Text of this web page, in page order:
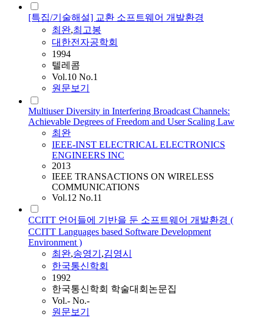
[특집/기술해설] 교환 소프트웨어 개발환경
최완,최고봉
대한전자공학회
1994
텔레콤
Vol.10 No.1
원문보기
Multiuser Diversity in Interfering Broadcast Channels:
Achievable Degrees of Freedom and User Scaling Law
최완
IEEE-INST ELECTRICAL ELECTRONICS
ENGINEERS INC
2013
IEEE TRANSACTIONS ON WIRELESS
COMMUNICATIONS
Vol.12 No.11
CCITT 언어들에 기반을 둔 소프트웨어 개발환경 (
CCITT Languages based Software Development
Environment )
최완,송영기 ,김영시
한국통신학회
1992
한국통신학회 학술대회논문집
Vol.- No.-
원문보기